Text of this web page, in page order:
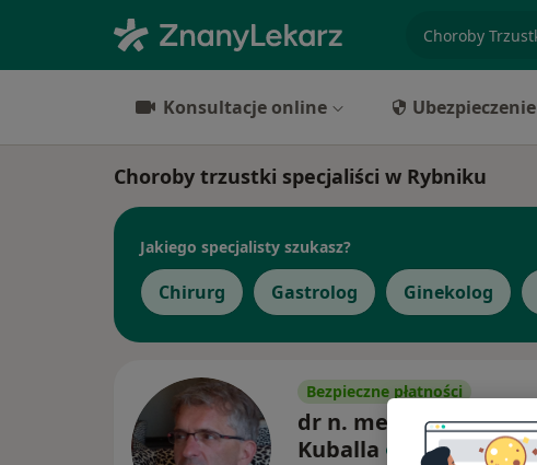
Konsultacje online Ubezpieczenie
Choroby trzustki specjaliści w Rybniku
Jakiego specjalisty szukasz?
Chirurg Gastrolog Ginekolog
Bezpieczne płatności
dr n. med. Grzegorz
Kuballa